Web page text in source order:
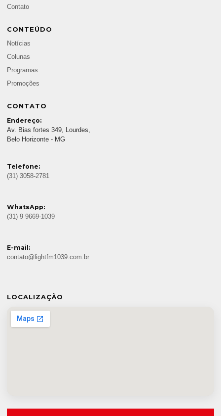
Contato
CONTEÚDO
Notícias
Colunas
Programas
Promoções
CONTATO
Endereço:
Av. Bias fortes 349, Lourdes,
Belo Horizonte - MG
Telefone:
(31) 3058-2781
WhatsApp:
(31) 9 9669-1039
E-mail:
contato@lightfm1039.com.br
LOCALIZAÇÃO